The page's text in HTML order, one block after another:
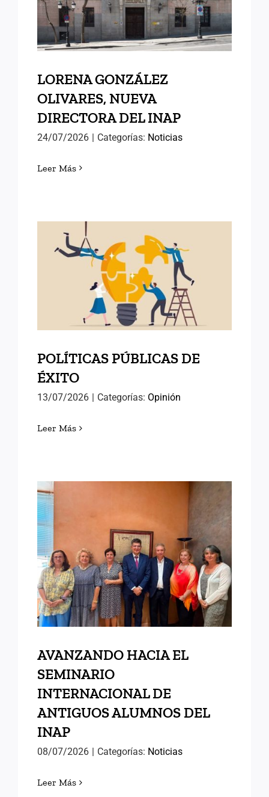
LORENA GONZÁLEZ
OLIVARES, NUEVA
DIRECTORA DEL INAP
24/07/2026 | Categorías: Noticias
Leer Más
POLÍTICAS PÚBLICAS DE
ÉXITO
POLÍTICAS PÚBLICAS DE
ÉXITO
13/07/2026 | Categorías: Opinión
Leer Más
AVANZANDO HACIA EL
SEMINARIO
INTERNACIONAL DE
ANTIGUOS ALUMNOS DEL
INAP
AVANZANDO HACIA EL
SEMINARIO
INTERNACIONAL DE
ANTIGUOS ALUMNOS DEL
INAP
08/07/2026 Categorías: Noticias
Leer Más